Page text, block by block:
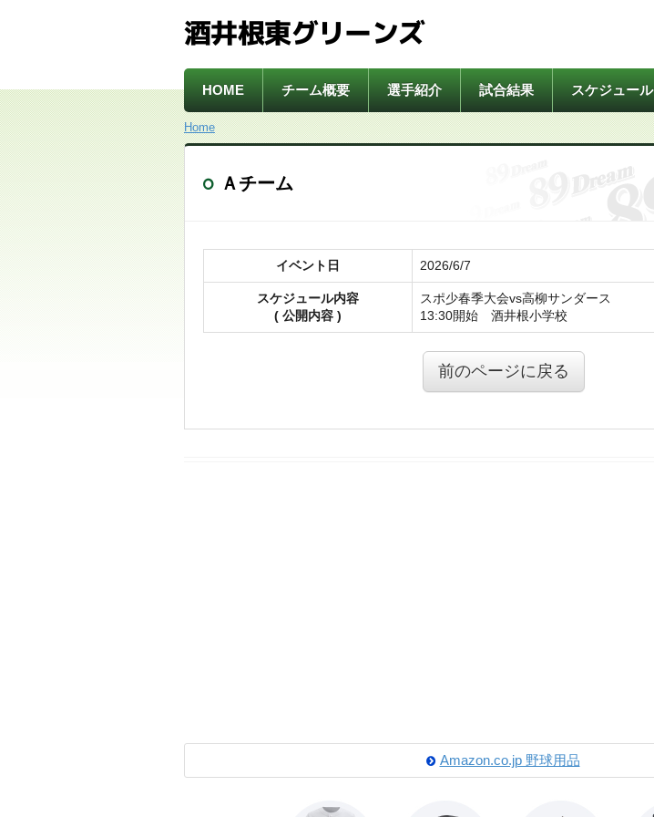
酒井根東グリーンズ
HOME チーム概要 選手紹介 試合結果 スケジュール
Home
Ａチーム
イベント日 2026/6/7
スケジュール内容
( 公開内容 )
スポ少春季大会vs高柳サンダース
13:30開始 酒井根小学校
前のページに戻る
Amazon.co.jp 野球用品